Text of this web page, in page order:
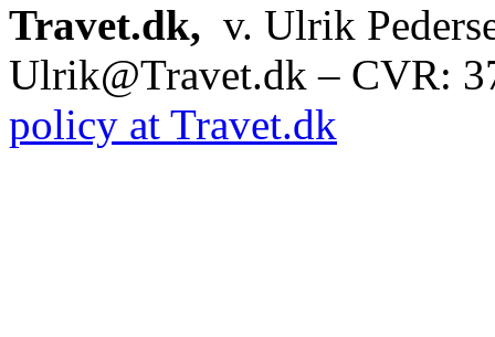
Travet.dk, v. Ulrik
Ulrik@Travet.dk – CVR:
policy at Travet.dk